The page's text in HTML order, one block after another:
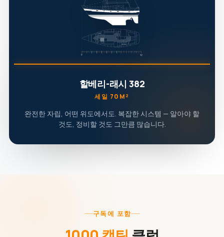
할베리-래시 382
세일 70M²
완전한 자립, 어떤 위도에서도. 복잡한 시스템 — 알아야 할
것도, 정비할 것도 그만큼 많습니다.
구독에 포함